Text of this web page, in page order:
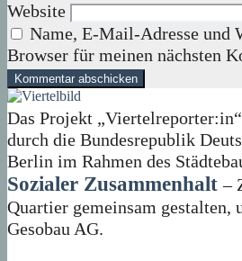
Website
Name, E-Mail-Adresse und
Browser für meinen nächsten
Das Projekt
durch die Bundesrepublik
Berlin im Rahmen des
Sozialer Zusammenhalt –
Quartier gemeinsam gestalten,
Gesobau AG.